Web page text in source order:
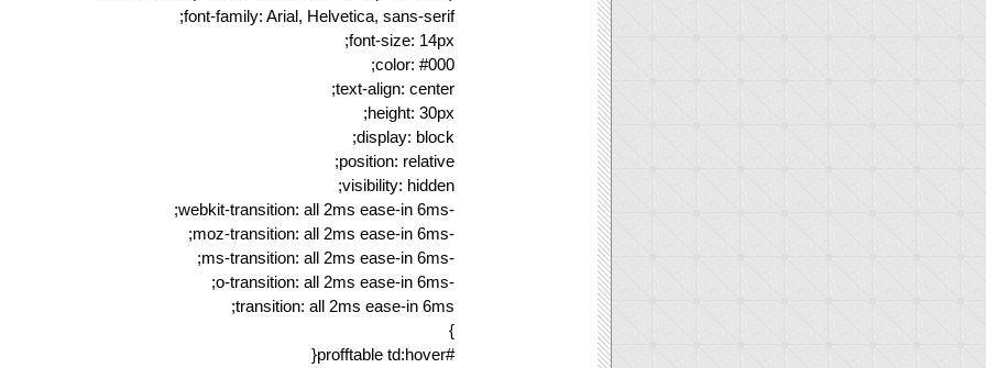
font-family: Arial, Helvetica, sans-serif;
font-size: 14px;
color: #000;
text-align: center;
height: 30px;
display: block;
position: relative;
visibility: hidden;
-webkit-transition: all 2ms ease-in 6ms;
-moz-transition: all 2ms ease-in 6ms;
-ms-transition: all 2ms ease-in 6ms;
-o-transition: all 2ms ease-in 6ms;
transition: all 2ms ease-in 6ms;
}
#profftable td:hover{